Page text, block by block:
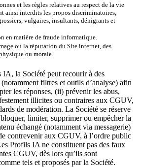
et les règles relatives au respect de la vie
ainsi interdits les propos discriminatoires,
vulgaires, insultants, dénigrants et
en matière de fraude informatique.
ou la réputation du Site internet, des
ou morale.
IA, la Société peut recourir à des
filtres et outils d’analyse) afin
les réponses, (ii) prévenir les abus,
illicites ou contraires aux CGUV,
de modération. La Société se réserve
limiter, supprimer ou empêcher la
échangé (notamment via messagerie)
contrevenir aux CGUV, à l’ordre public
Profils IA ne constituent pas des faux
CGUV, dès lors qu’ils sont
tels et proposés par la Société.